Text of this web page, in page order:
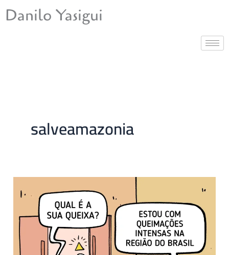
para
Danilo Yasigui
salveamazonia